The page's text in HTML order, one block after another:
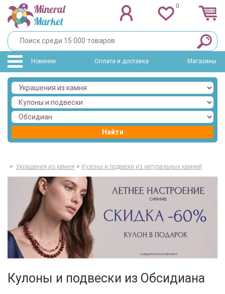
0
Новинки Оплата и доставка Магазины
Найти
> Украшения из камня > Кулоны и подвески из натуральных камней
Кулоны и подвески из Обсидиана